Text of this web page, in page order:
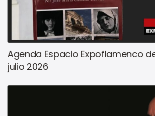
Agenda Espacio Expoflamenco
julio 2026